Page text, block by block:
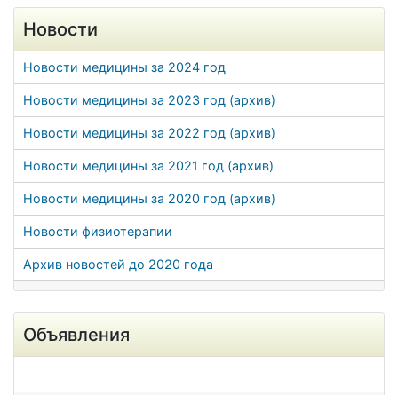
Новости
Новости медицины за 2024 год
Новости медицины за 2023 год (архив)
Новости медицины за 2022 год (архив)
Новости медицины за 2021 год (архив)
Новости медицины за 2020 год (архив)
Новости физиотерапии
Архив новостей до 2020 года
Объявления